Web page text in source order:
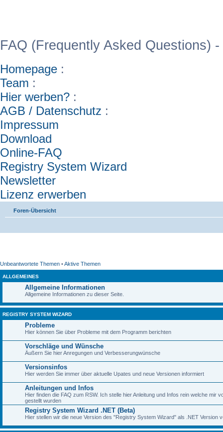
FAQ (Frequently Asked Questions)
Homepage :
Team :
Hier werben? :
AGB / Datenschutz :
Impressum
Download
Online-FAQ
Registry System Wizard
Newsletter
Lizenz erwerben
Foren-Übersicht
Unbeantwortete Themen •Aktive Themen
ALLGEMEINES
Allgemeine Informationen
Allgemeine Informationen zu dieser Seite.
REGISTRY SYSTEM WIZARD
Probleme
Hier können Sie über Probleme mit dem Programm berichten
Vorschläge und Wünsche
Äußern Sie hier Anregungen und Verbesserungwünsche
Versionsinfos
Hier werden Sie immer über aktuelle Upates und neue Versionen informiert
Anleitungen und Infos
Hier finden die FAQ zum RSW. Ich stelle hier Anleitung und Infos rein welche mir
gestellt wurden
Registry System Wizard .NET (Beta)
Hier stellen wir die neue Version des "Registry System Wizard" als .NET Version